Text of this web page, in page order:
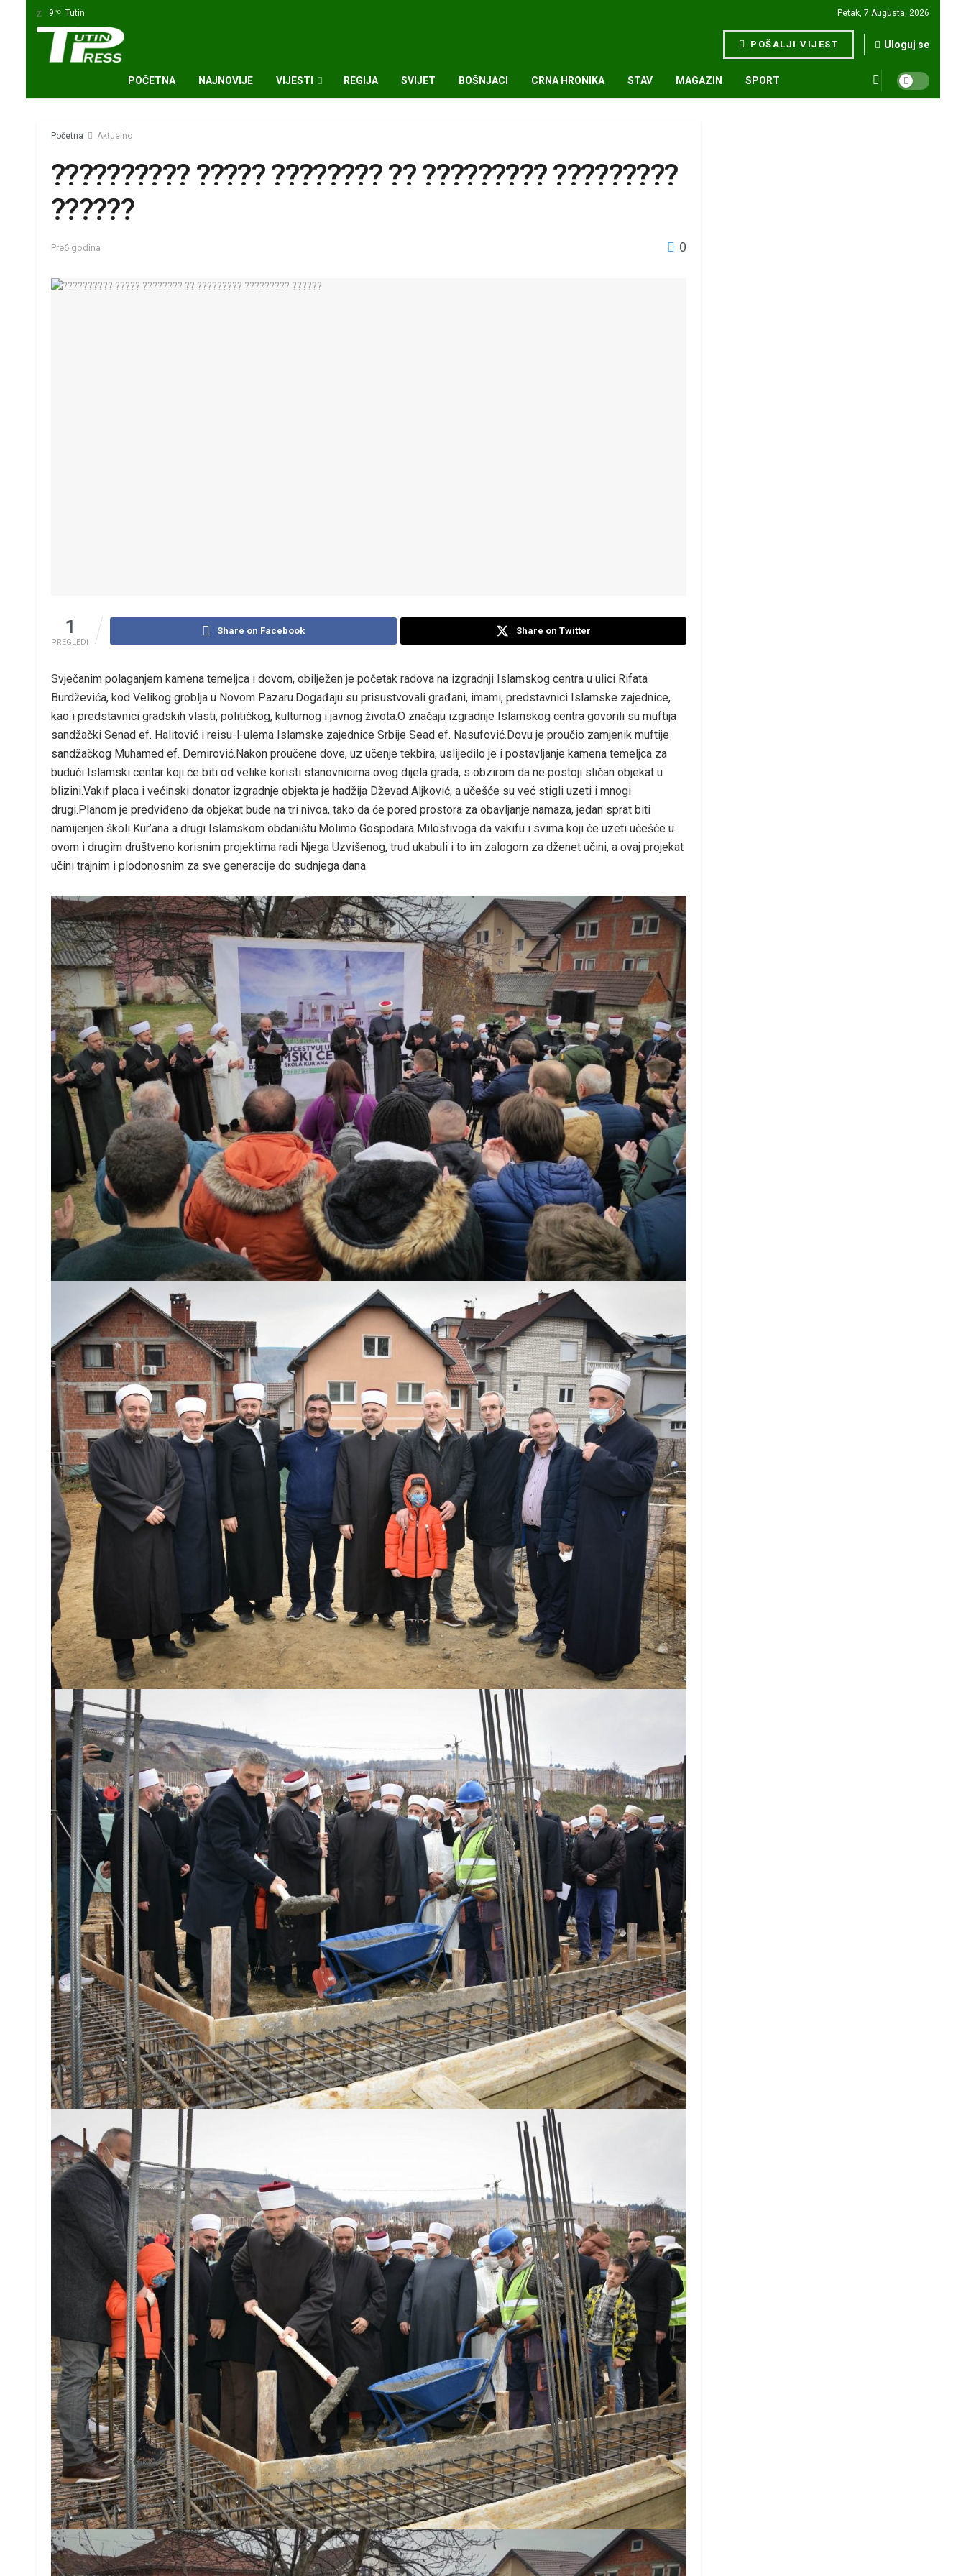
9 °C Tutin Petak, 7 Augusta, 2026
POŠALJI VIJEST Uloguj se
POČETNA NAJNOVIJE VIJESTI REGIJA SVIJET BOŠNJACI CRNA HRONIKA STAV MAGAZIN SPORT
Početna Aktuelno
?????????? ????? ???????? ?? ????????? ?????????
??????
Pre6 godina 0
1
PREGLEDI
Share on Facebook Share on Twitter
Svječanim polaganjem kamena temeljca i dovom, obilježen je početak radova na izgradnji Islamskog centra u ulici Rifata
Burdževića, kod Velikog groblja u Novom Pazaru.Događaju su prisustvovali građani, imami, predstavnici Islamske zajednice,
kao i predstavnici gradskih vlasti, političkog, kulturnog i javnog života.O značaju izgradnje Islamskog centra govorili su muftija
sandžački Senad ef. Halitović i reisu-l-ulema Islamske zajednice Srbije Sead ef. Nasufović.Dovu je proučio zamjenik muftije
sandžačkog Muhamed ef. Demirović.Nakon proučene dove, uz učenje tekbira, uslijedilo je i postavljanje kamena temeljca za
budući Islamski centar koji će biti od velike koristi stanovnicima ovog dijela grada, s obzirom da ne postoji sličan objekat u
blizini.Vakif placa i većinski donator izgradnje objekta je hadžija Dževad Aljković, a učešće su već stigli uzeti i mnogi
drugi.Planom je predviđeno da objekat bude na tri nivoa, tako da će pored prostora za obavljanje namaza, jedan sprat biti
namijenjen školi Kur’ana a drugi Islamskom obdaništu.Molimo Gospodara Milostivoga da vakifu i svima koji će uzeti učešće u
ovom i drugim društveno korisnim projektima radi Njega Uzvišenog, trud ukabuli i to im zalogom za dženet učini, a ovaj projekat
učini trajnim i plodonosnim za sve generacije do sudnjega dana.